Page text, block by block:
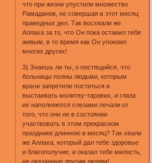
что при жизни упустили множество
Рамаданов, не совершая в этот месяц
праведных дел. Так восхвали же
Аллаха за то, что Он пока оставил тебя
живым, в то время как Он упокоил
многих других!
3) Знаешь ли ты, о постящийся, что
больницы полны людьми, которым
врачи запретили поститься и
выстаивать молитву-таравих, и глаза
их наполняются слезами печали от
того, что они не в состоянии
участвовать в этом прекрасном
празднике длинною в месяц? Так хвали
же Аллаха, который дал тебе здоровье
и благополучие, и оказал тебе милость,
не оказанную другим людям!